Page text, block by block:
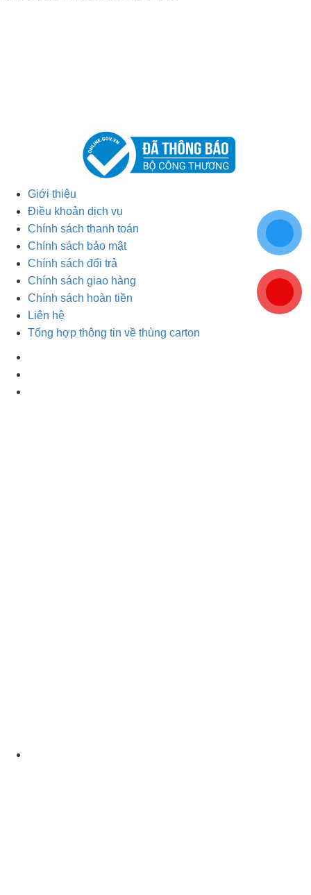
Giới thiệu
Điều khoản dịch vụ
Chính sách thanh toán
Chính sách bảo mật
Chính sách đổi trả
Chính sách giao hàng
Chính sách hoàn tiền
Liên hệ
Tổng hợp thông tin về thùng carton